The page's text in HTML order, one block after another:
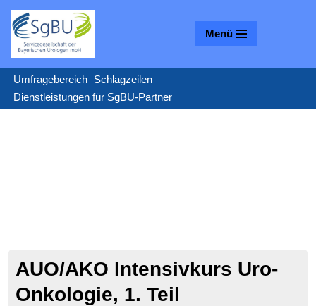
Zum
Inhalt
springen
Menü
Umfragebereich Schlagzeilen
Dienstleistungen für SgBU-Partner
AUO/AKO Intensivkurs Uro-
Onkologie, 1. Teil